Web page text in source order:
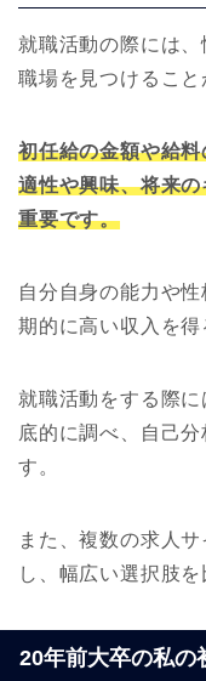
就職活動の際には
職場を見つけること
初任給の金額や給
適性や興味、将来
重要です。
自分自身の能力や
期的に高い収入を得
就職活動をする際
底的に調べ、自己
す。
また、複数の求人
し、幅広い選択肢
20年前大卒の私の